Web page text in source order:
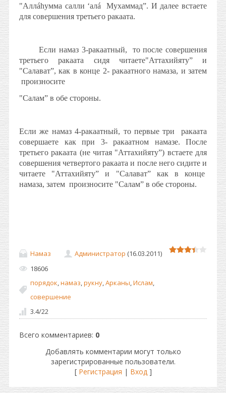
"Аллáhумма салли ‘алá
Мухаммад”. И далее встаете
для совершения третьего ракаата.
Если намаз 3-ракаатный,
то после совершения
третьего ракаата сидя читаете"Аттахийяту” и
"Салават”, как в конце 2- ракаатного намаза, и затем
произносите
"Салам” в обе стороны.
Если же намаз 4-ракаатный, то первые три
ракаата
совершаете как при 3- ракаатном намазе. После
третьего ракаата (не читая "Аттахийяту”) встаете для
совершения четвертого ракаата и после него сидите и
читаете "Аттахийяту” и "Салават” как в конце
намаза, затем произносите "Салам” в обе стороны.
Намаз Администратор (16.03.2011)
18606
порядок намаз рукну Арканы Ислам
совершение
3.4/22
Всего комментариев: 0
Добавлять комментарии могут только
зарегистрированные пользователи.
[ Регистрация | Вход]